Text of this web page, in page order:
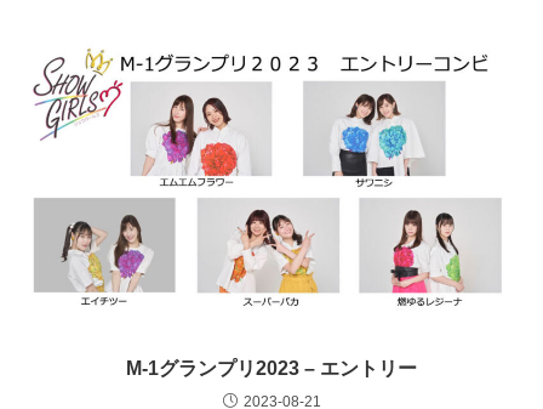
M-1グランプリ2023 – エントリー
2023-08-21